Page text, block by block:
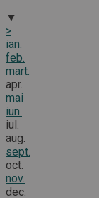
▼
>
ian.
feb.
mart.
apr.
mai
iun.
iul.
aug.
sept.
oct.
nov.
dec.